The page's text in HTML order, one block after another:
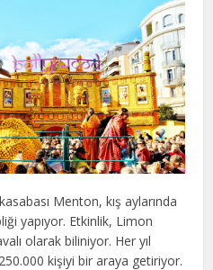
Menton, kış aylarında
yapıyor. Etkinlik, Limon
olarak biliniyor. Her yıl
250.000 kişiyi bir araya getiriyor.